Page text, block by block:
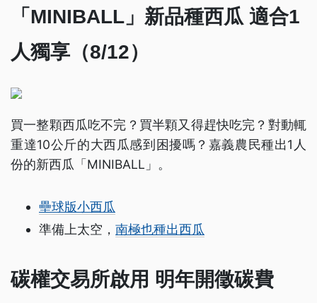
「MINIBALL」新品種西瓜 適合1
人獨享（8/12）
買一整顆西瓜吃不完？買半顆又得趕快吃完？對動輒
重達10公斤的大西瓜感到困擾嗎？嘉義農民種出1人
份的新西瓜「MINIBALL」。
壘球版小西瓜
準備上太空， 南極也種出西瓜
碳權交易所啟用 明年開徵碳費